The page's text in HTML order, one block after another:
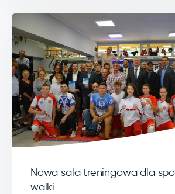
Nowa sala treningowa dla
walki